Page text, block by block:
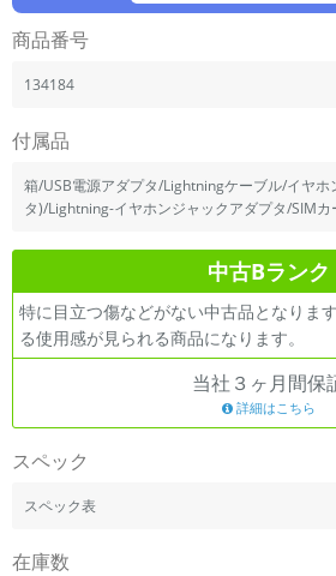
商品番号
134184
付属品
箱/USB電源アダプタ/Lightningケーブル/イヤホ
タ)/Lightning-イヤホンジャックアダプタ/SIM
中古Bランク
特に目立つ傷などがない中古品となりま
る使用感が見られる商品になります。
当社３ヶ月間保
詳細はこちら
スペック
スペック表
在庫数
ドライブ
ドライブの絞り込み
ランク
「新品」「未使用」「中古」など
CPU
CPUの絞り込み
OS
メモリ
~